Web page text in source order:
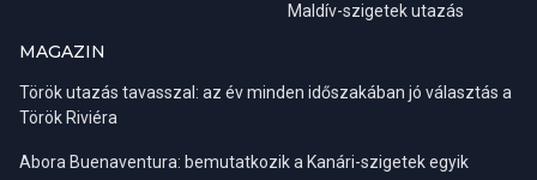
- Munkaidőn túl, vészhelyzeti, ügyeleti számok
+36-80-36-80-36.
E-mail:
Maldív-szigetek utazás
MAGAZIN
Török utazás tavasszal: az év minden időszakában jó választás a
Török Riviéra
Abora Buenaventura: bemutatkozik a Kanári-szigetek egyik